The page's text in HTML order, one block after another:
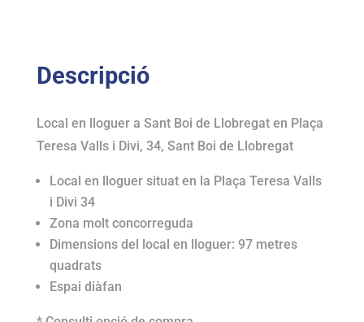
Descripció
Local en lloguer a Sant Boi de Llobregat en Plaça
Teresa Valls i Divi, 34, Sant Boi de Llobregat
Local en lloguer situat en la Plaça Teresa Valls
i Divi 34
Zona molt concorreguda
Dimensions del local en lloguer: 97 metres
quadrats
Espai diàfan